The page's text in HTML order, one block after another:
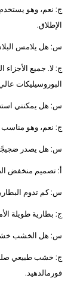
ج: نعم، وهو
الإطلاق.
س: هل يلامس
ج: لا. جميع
البوروسيليكات
س: هل يمكنني
ج: نعم، وهو مناسب
س: هل يصدر ضجيجًا
أ: تصميم منخفض
س: كم تدوم
ج: بطارية طويلة
س: هل الخشب خشبًا
ج: خشب طبيعي صلب
فورمالدهيد.